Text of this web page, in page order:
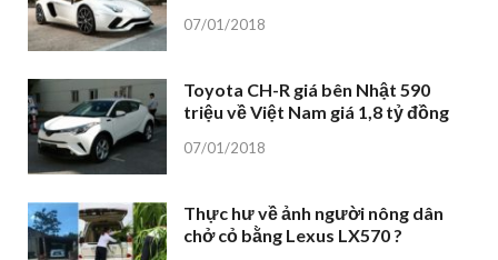
07/01/2018
Toyota CH-R giá bên Nhật 590
triệu về Việt Nam giá 1,8 tỷ đồng
07/01/2018
Thực hư về ảnh người nông dân
chở cỏ bằng Lexus LX570 ?